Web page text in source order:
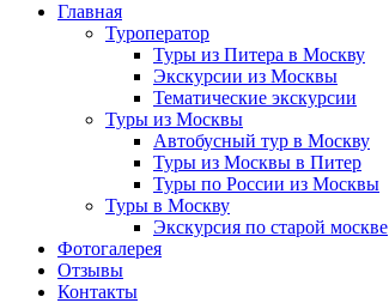
Главная
Туроператор
Туры из Питера в Москву
Экскурсии из Москвы
Тематические экскурсии
Туры из Москвы
Автобусный тур в Москву
Туры из Москвы в Питер
Туры по России из Москвы
Туры в Москву
Экскурсия по старой москве
Фотогалерея
Отзывы
Контакты